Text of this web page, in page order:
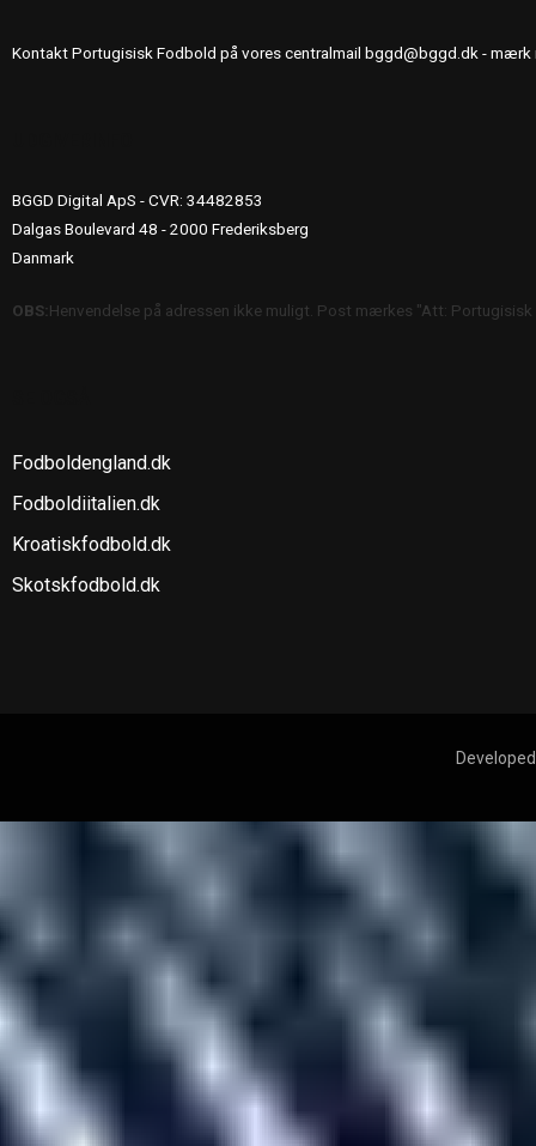
Kontakt Portugisisk Fodbold på vores centralmail bggd@bggd.dk - mærk
BGGD Digital ApS - CVR: 34482853
Dalgas Boulevard 48 - 2000 Frederiksberg
Danmark
OBS:Henvendelse på adressen ikke muligt. Post mærkes "Att:
Fodboldengland.dk
Fodboldiitalien.dk
Kroatiskfodbold.dk
Skotskfodbold.dk